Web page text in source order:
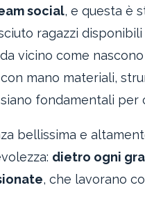
social, e questa è
ragazzi
vicino come
mano materiali,
fondamentali per
bellissima e
dietro ogni
, che lavorano